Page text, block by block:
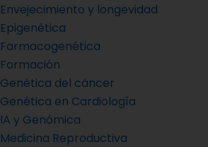
Envejecimiento y longevidad
Epigenética
Farmacogenética
Formación
Genética del cáncer
Genética en Cardiología
IA y Genómica
Medicina Reproductiva